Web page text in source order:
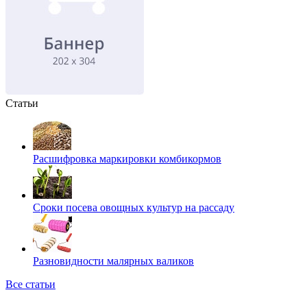
Статьи
Расшифровка маркировки комбикормов
Сроки посева овощных культур на рассаду
Разновидности малярных валиков
Все статьи